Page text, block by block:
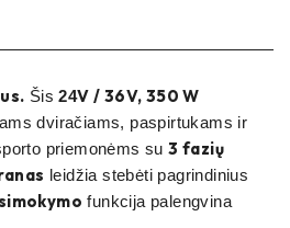
Šis24V / 36V, 350 W
dviračiams, paspirtukams ir
priemonėms su3 fazių
leidžia stebėti pagrindinius
funkcija palengvina